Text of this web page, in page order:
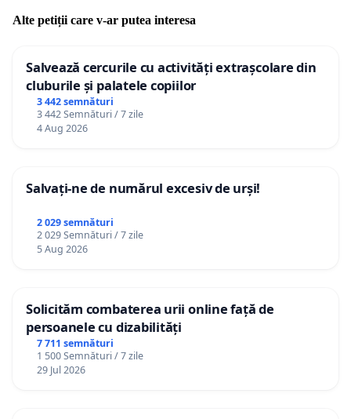
Alte petiții care v-ar putea interesa
Salvează cercurile cu activități extrașcolare din
cluburile și palatele copiilor
3 442 semnături
3 442 Semnături / 7 zile
4 Aug 2026
Salvați-ne de numărul excesiv de urși!
2 029 semnături
2 029 Semnături / 7 zile
5 Aug 2026
Solicităm combaterea urii online față de
persoanele cu dizabilități
7 711 semnături
1 500 Semnături / 7 zile
29 Jul 2026